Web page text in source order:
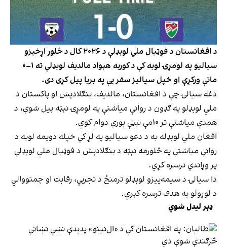
د افغانستان د فوټبال ملي لوبډلې د ۲۰۲۶ کال د څلور اړخیزو
سیالیو په لومړۍ لوبه کې د کوربه هېواد مالدیف لوبډلې ته ۱–۰
ماتې ورکړې او خپل سیالیز سفر یې په بریا پیل کړی دی.
دغه سیالۍ چې د افغانستان، مالدیف، بنګلادېش او پاکستان د
ملي لوبډلو په ګډون د روانې میاشتې په لومړۍ نېټه پیل شوې، د
همدې میاشتې تر ۱۰مې نېټې پورې دوام کوي.
افغان ملي لوبډله به د دغو سیالیو په لړ کې خپله دویمه لوبه د
روانې میاشتې په څلورمه نېټه د بنګلادېش د فوټبال ملي لوبډلې
پر وړاندې ترسره کړي.
دا سیالۍ د سیمه‌ییزو لوبډلو ترمنځ د تجربې، رقابت او چمتووالي
د لوړولو په هدف ترسره کېږي.
ډېر لیدل شوي